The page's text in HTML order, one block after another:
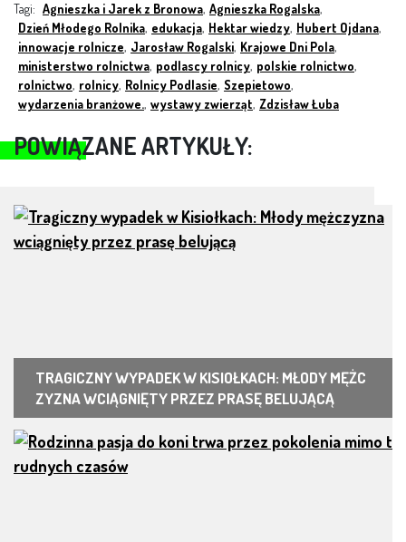
Tagi: Agnieszka i Jarek z Bronowa, Agnieszka Rogalska,
Dzień Młodego Rolnika, edukacja, Hektar wiedzy, Hubert Ojdana,
innowacje rolnicze, Jarosław Rogalski, Krajowe Dni Pola,
ministerstwo rolnictwa, podlascy rolnicy, polskie rolnictwo,
rolnictwo, rolnicy, Rolnicy Podlasie, Szepietowo,
wydarzenia branżowe., wystawy zwierząt, Zdzisław Łuba
POWIĄZANE ARTYKUŁY:
TRAGICZNY WYPADEK W KISIOŁKACH: MŁODY MĘŻC
ZYZNA WCIĄGNIĘTY PRZEZ PRASĘ BELUJĄCĄ